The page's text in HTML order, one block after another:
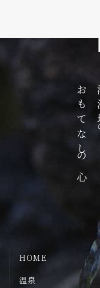
おもてなしの心
HOME
温泉